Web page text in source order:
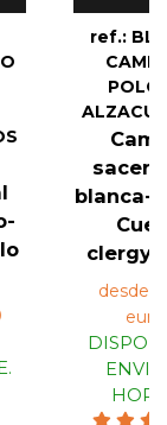
ref.:
blanca-
desde